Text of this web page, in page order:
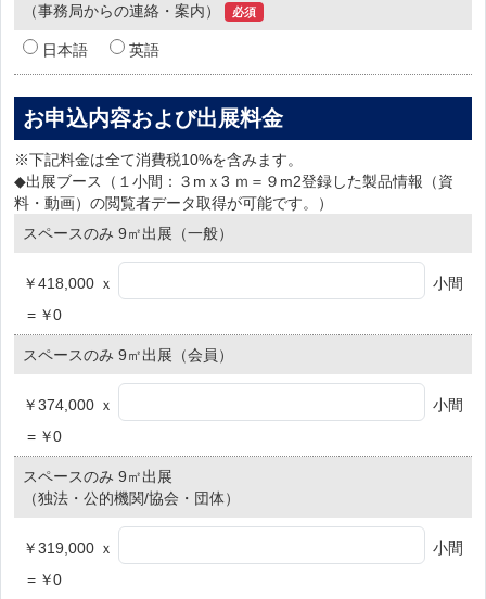
（事務局からの連絡・案内）
必須
日本語 英語
お申込内容および出展料金
※下記料金は全て消費税10%を含みます。
◆出展ブース（１小間：３mｘ3 ｍ＝９m2登録した製品情報（資
料・動画）の閲覧者データ取得が可能です。）
スペースのみ 9㎡出展（一般）
￥418,000 ｘ
小間
= ￥0
スペースのみ 9㎡出展（会員）
￥374,000 ｘ
小間
= ￥0
スペースのみ 9㎡出展
（独法・公的機関/協会・団体）
￥319,000 ｘ
小間
= ￥0